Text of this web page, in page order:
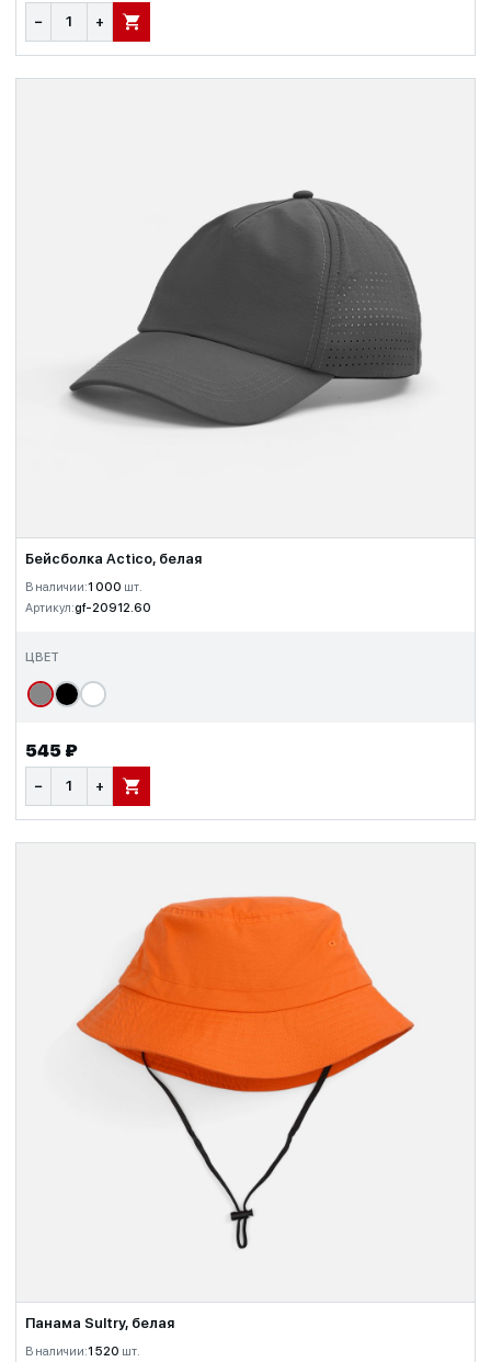
− + В КОРЗИНУ
Бейсболка Actico, белая
В наличии:1 000 шт.
Артикул:gf-20912.60
ЦВЕТ
545 ₽
− + В КОРЗИНУ
Панама Sultry, белая
В наличии:1 520 шт.